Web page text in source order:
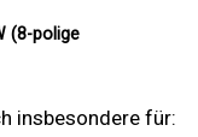
(8-polige
insbesondere für: